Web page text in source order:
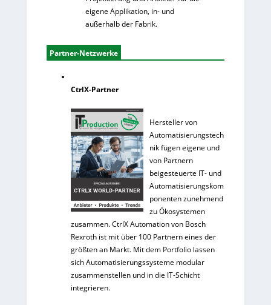
eigene Applikation, in- und
außerhalb der Fabrik.
Partner-Netzwerke
CtrlX-Partner
Hersteller von
Automatisierungstech
nik fügen eigene und
von Partnern
beigesteuerte IT- und
Automatisierungskom
ponenten zunehmend
zu Ökosystemen
zusammen. CtrlX Automation von Bosch
Rexroth ist mit über 100 Partnern eines der
größten an Markt. Mit dem Portfolio lassen
sich Automatisierungssysteme modular
zusammenstellen und in die IT-Schicht
integrieren.